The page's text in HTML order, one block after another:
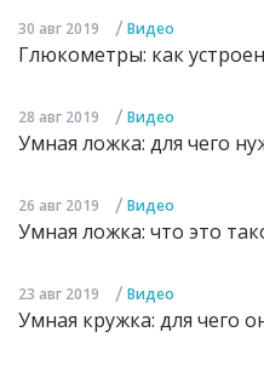
30 авг 2019 / Видео
Глюкометры: как
28 авг 2019 / Видео
Умная ложка: для чего
26 авг 2019 / Видео
Умная ложка: что это
23 авг 2019 / Видео
Умная кружка: для чего